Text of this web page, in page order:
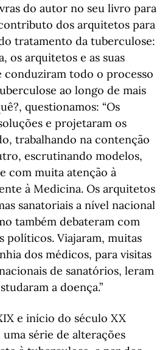
do autor no seu livro para
dos arquitetos para
tratamento da tuberculose:
os arquitetos e as suas
conduziram todo o processo
ao longo de mais
questionamos: “Os
e projetaram os
trabalhando na contenção
escrutinando modelos,
com muita atenção à
à Medicina. Os arquitetos
sanatoriais a nível nacional
também debateram com
políticos. Viajaram, muitas
dos médicos, para visitas
de sanatórios, leram
a doença.”
e início do século XX
série de alterações